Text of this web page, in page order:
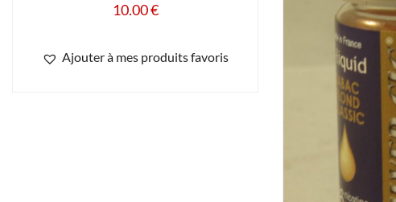
10.00€
Ajouter à mes produits favoris